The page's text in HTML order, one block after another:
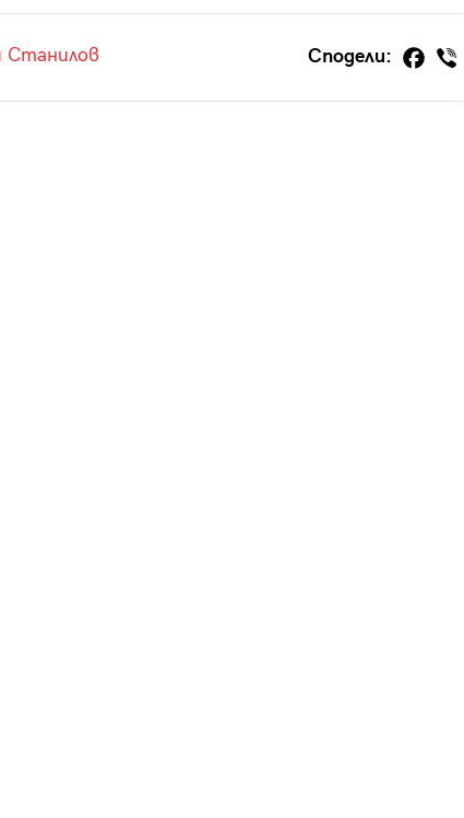
Станилов Сподели: